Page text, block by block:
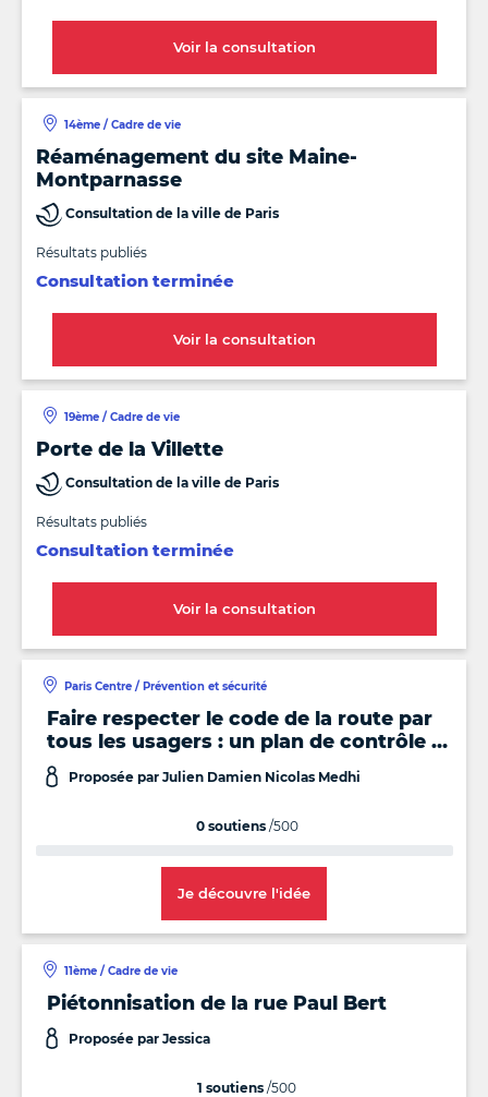
Voir la consultation
Réaménagement du site Maine-
Montparnasse
14ème / Cadre de vie
Consultation de la ville de Paris
Résultats publiés
Consultation terminée
Voir la consultation
Porte de la Villette
19ème / Cadre de vie
Consultation de la ville de Paris
Résultats publiés
Consultation terminée
Voir la consultation
Faire respecter le code de la route par
tous les usagers : un plan de contrôle et
un bilan annuel
Paris Centre / Prévention et sécurité
Proposée par Julien Damien Nicolas Medhi
0 soutiens/500
Je découvre l'idée
Piétonnisation de la rue Paul Bert
11ème / Cadre de vie
Proposée par Jessica
1 soutiens /500